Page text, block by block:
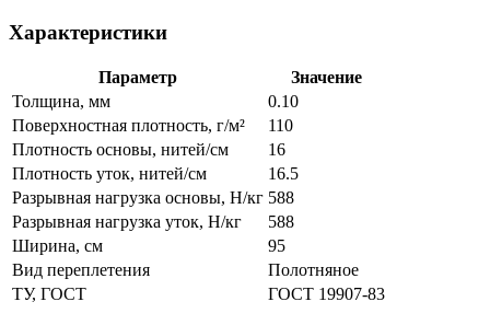
Характеристики
Параметр
Значение
Толщина, мм
0.10
Поверхностная плотность, г/м²
110
Плотность основы, нитей/см
16
Плотность уток, нитей/см
16.5
Разрывная нагрузка основы, Н/кг 588
Разрывная нагрузка уток, Н/кг
588
Ширина, см
95
Вид переплетения
Полотняное
ТУ, ГОСТ
ГОСТ 19907-83